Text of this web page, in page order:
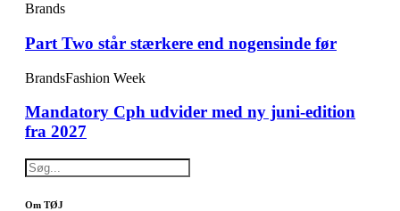
Brands
Part Two står stærkere end nogensinde før
BrandsFashion Week
Mandatory Cph udvider med ny juni-edition
fra 2027
Om TØJ